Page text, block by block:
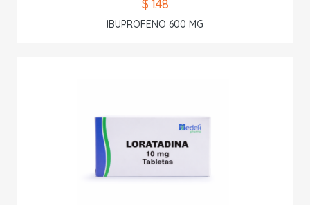
$ 1.48
IBUPROFENO 600 MG